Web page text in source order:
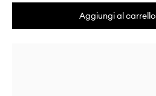
Aggiungi al carrello